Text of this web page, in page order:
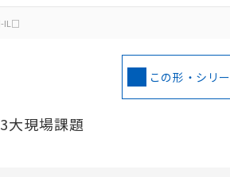
IL□
大現場課題
この形・シリ